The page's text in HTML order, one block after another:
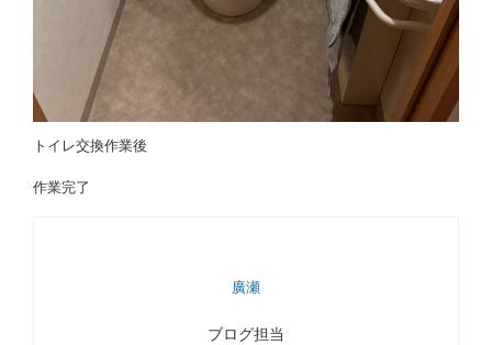
トイレ交換作業後
作業完了
廣瀬
ブログ担当